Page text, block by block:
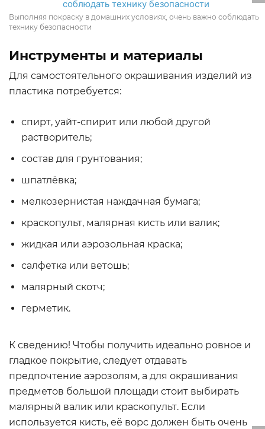
Выполняя покраску в домашних условиях, очень важно соблюдать
технику безопасности
Инструменты и материалы
Для самостоятельного окрашивания изделий из
пластика потребуется:
спирт, уайт-спирит или любой другой
растворитель;
состав для грунтования;
шпатлёвка;
мелкозернистая наждачная бумага;
краскопульт, малярная кисть или валик;
жидкая или аэрозольная краска;
салфетка или ветошь;
малярный скотч;
герметик.
К сведению! Чтобы получить идеально ровное и
гладкое покрытие, следует отдавать
предпочтение аэрозолям, а для окрашивания
предметов большой площади стоит выбирать
малярный валик или краскопульт. Если
используется кисть, её ворс должен быть очень